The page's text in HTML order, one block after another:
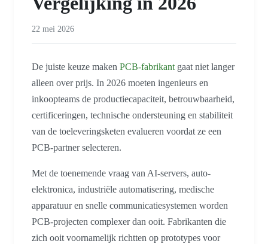
22 mei 2026
De juiste keuze maken PCB-fabrikantgaat niet langer
alleen over prijs. In 2026 moeten ingenieurs en
inkoopteams de productiecapaciteit, betrouwbaarheid,
certificeringen, technische ondersteuning en stabiliteit
van de toeleveringsketen evalueren voordat ze een
PCB-partner selecteren.
Met de toenemende vraag van AI-servers, auto-
elektronica, industriële automatisering, medische
apparatuur en snelle communicatiesystemen worden
PCB-projecten complexer dan ooit. Fabrikanten die
zich ooit voornamelijk richtten op prototypes voor